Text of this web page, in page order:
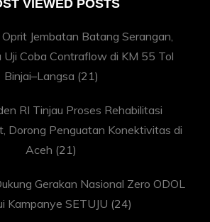
VIEWED POSTS
Jembatan Batang Serangan,
Uji Coba Contraflow di KM 55 Tol
Binjai–Langsa (21)
RI Tinjau Proses Rehabilitasi
Dorong Penguatan Konektivitas di
Aceh (21)
Gerakan Nasional Zero ODOL
Kampanye SETUJU (24)